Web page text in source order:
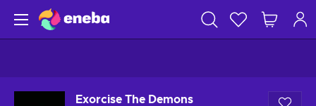
Exorcise The Demons